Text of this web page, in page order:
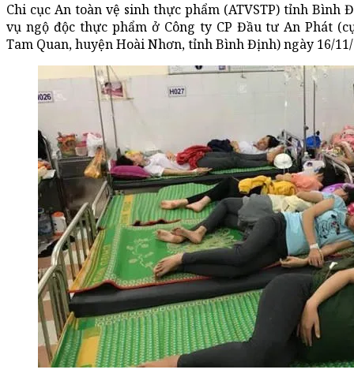
Chi cục An toàn vệ sinh thực phẩm (ATVSTP) tỉnh
vụ ngộ độc thực phẩm ở Công ty CP Đầu tư An Phát
Tam Quan, huyện Hoài Nhơn, tỉnh Bình Định) ngày 16/